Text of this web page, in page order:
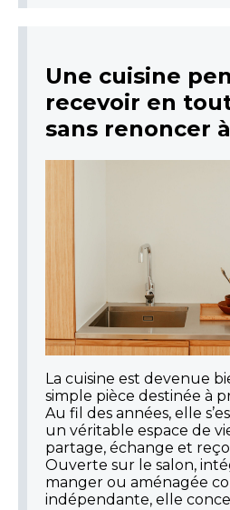
Une cuisine
recevoir en
sans renoncer
La cuisine est devenue
simple pièce destinée à
Au fil des années, elle
un véritable espace de
partage, échange et
Ouverte sur le salon,
manger ou aménagée
indépendante, elle